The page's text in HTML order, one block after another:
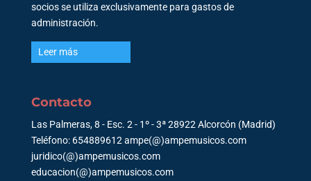
socios se utiliza exclusivamente para gastos de
administración.
Leer más
Contacto
Las Palmeras, 8 - Esc. 2 - 1º - 3ª 28922 Alcorcón (Madrid)
Teléfono: 654889612 ampe(@)ampemusicos.com
juridico(@)ampemusicos.com
educacion(@)ampemusicos.com